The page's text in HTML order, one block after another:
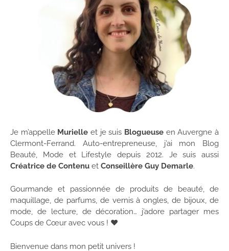
Je m’appelle Murielle et je suis Blogueuse en Auvergne à
Clermont-Ferrand. Auto-entrepreneuse, j’ai mon Blog
Beauté, Mode et Lifestyle depuis 2012. Je suis aussi
Créatrice de Contenu et Conseillère Guy Demarle.
Gourmande et passionnée de produits de beauté, de
maquillage, de parfums, de vernis à ongles, de bijoux, de
mode, de lecture, de décoration… j’adore partager mes
Coups de Cœur avec vous ! ♥
Bienvenue dans mon petit univers !